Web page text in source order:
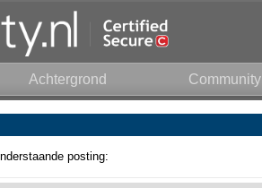
Achtergrond Community
posting: